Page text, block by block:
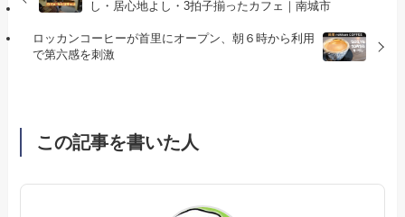
し・居心地よし・3拍子揃ったカフェ｜南城市
ロッカンコーヒーが首里にオープン、朝６時から利用
で第六感を刺激
この記事を書いた人